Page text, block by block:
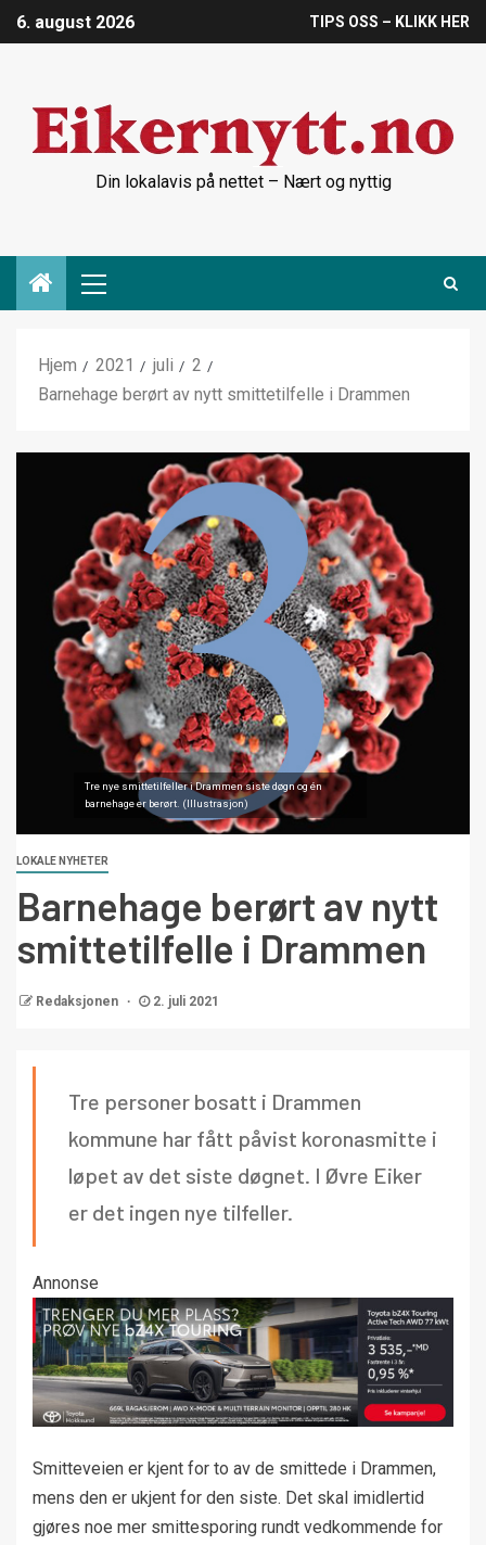
6. august 2026 TIPS OSS – KLIKK HER
Din lokalavis på nettet – Nært og nyttig
Hjem 2021 juli
2
Barnehage berørt av nytt smittetilfelle i Drammen
Tre nye smittetilfeller i Drammen siste døgn og én
barnehage er berørt. (Illustrasjon)
LOKALE NYHETER
Barnehage berørt av nytt
smittetilfelle i Drammen
Redaksjonen 2. juli 2021
Tre personer bosatt i Drammen
kommune har fått påvist koronasmitte i
løpet av det siste døgnet. I Øvre Eiker
er det ingen nye tilfeller.
Annonse
Smitteveien er kjent for to av de smittede i Drammen,
mens den er ukjent for den siste. Det skal imidlertid
gjøres noe mer smittesporing rundt vedkommende for